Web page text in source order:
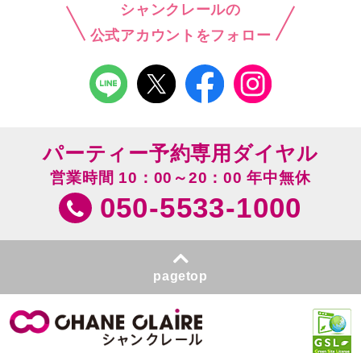
シャンクレールの
公式アカウントをフォロー
パーティー予約専用ダイヤル
営業時間 10：00～20：00 年中無休
050-5533-1000
pagetop